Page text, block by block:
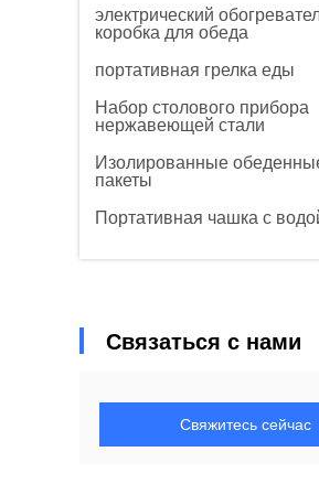
электрический
коробка для обеда
портативная грелка еды
Набор столового прибора
нержавеющей стали
Изолированные
пакеты
Портативная чашка с
Связаться с нами
Свяжитесь сейчас